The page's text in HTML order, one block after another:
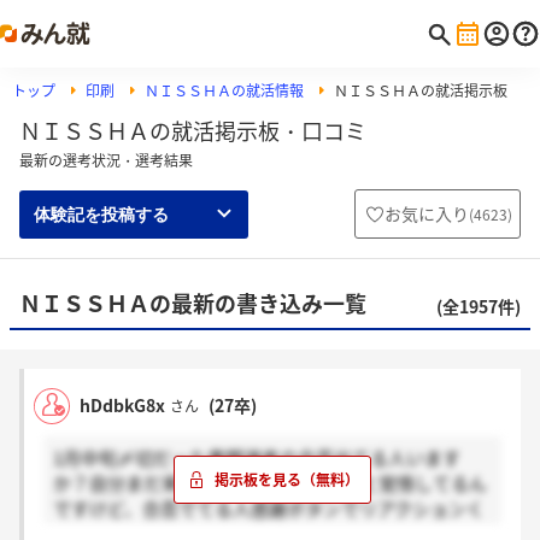
トップ 印刷 ＮＩＳＳＨＡの就活情報 ＮＩＳＳＨＡの就活掲示板
ＮＩＳＳＨＡの就活掲示板・口コミ
最新の選考状況・選考結果
体験記を投稿する お気に入り (4623)
ＮＩＳＳＨＡの最新の書き込み一覧 (全1957件)
hDdbkG8x さん (27卒)
1月中旬〆切だった書類選考の合否出てる人います
か？自分まだ来てなくて…落ちてること覚悟してるん
ですけど、合否でてる人感謝ボタンでリアクションく